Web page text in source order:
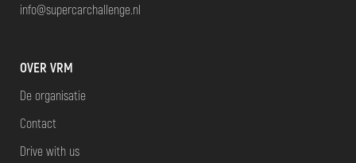
info@supercarchallenge.nl
OVER VRM
De organisatie
Contact
Drive with us